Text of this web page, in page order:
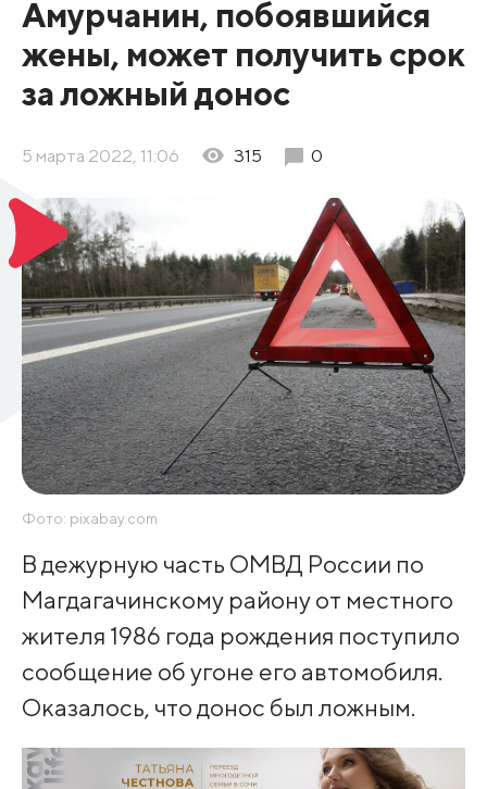
Амурчанин, побоявшийся
жены, может получить срок
за ложный донос
5 марта 2022, 11:06 315 0
Фото: pixabay.com
В дежурную часть ОМВД России по
Магдагачинскому району от местного
жителя 1986 года рождения поступило
сообщение об угоне его автомобиля.
Оказалось, что донос был ложным.